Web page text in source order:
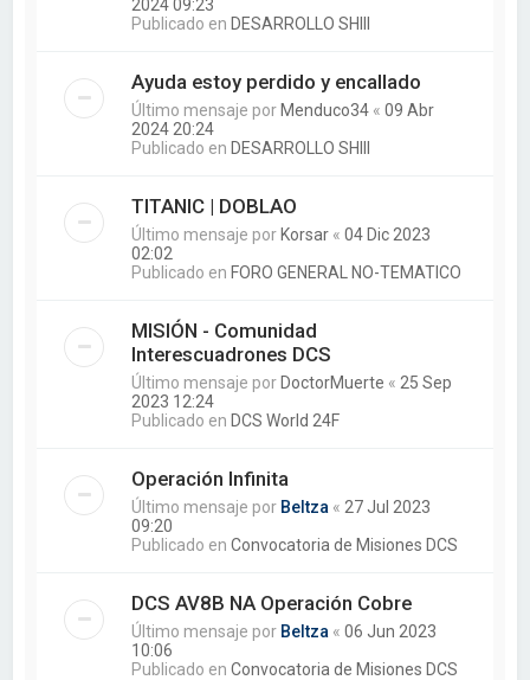
2024 09:23
Publicado en DESARROLLO SHIII
Ayuda estoy perdido y encallado
Último mensaje por Menduco34 «09 Abr
2024 20:24
Publicado en DESARROLLO SHIII
TITANIC | DOBLAO
Último mensaje por Korsar «04 Dic 2023
02:02
Publicado en FORO GENERAL NO-TEMATICO
MISIÓN - Comunidad
Interescuadrones DCS
Último mensaje por DoctorMuerte « 25 Sep
2023 12:24
Publicado en DCS World 24F
Operación Infinita
Último mensaje por Beltza « 27 Jul 2023
09:20
Publicado enConvocatoria de Misiones DCS
DCS AV8B NA Operación Cobre
Último mensaje por Beltza «06 Jun 2023
10:06
Publicado enConvocatoria de Misiones DCS